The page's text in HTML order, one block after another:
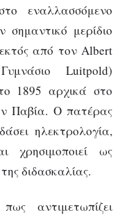
εναλλασσόμενο
μερίδιο
από τον Albert
Luitpold)
1895 αρχικά στο
Παβία. Ο πατέρας
ηλεκτρολογία,
ως
διδασκαλίας.
αντιμετωπίζει